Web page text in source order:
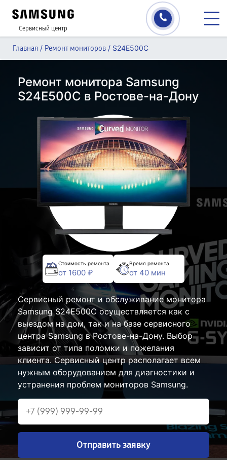
Сервисный центр
Главная / Ремонт мониторов / S24E500C
Ремонт монитора Samsung
S24E500C в Ростове-на-Дону
Стоимость ремонта
от 1600 ₽
Время ремонта
от 40 мин
Сервисный ремонт и обслуживание монитора
Samsung S24E500C осуществляется как с
выездом на дом, так и на базе сервисного
центра Samsung в Ростове-на-Дону. Выбор
зависит от типа поломки и пожелания
клиента. Сервисный центр располагает всем
нужным оборудованием для диагностики и
устранения проблем мониторов Samsung.
Отправить заявку